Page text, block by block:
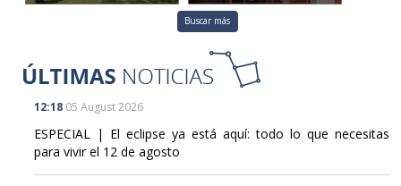
Buscar más
12:18 05 August 2026
ESPECIAL | El eclipse ya está aquí: todo lo que necesitas
para vivir el 12 de agosto